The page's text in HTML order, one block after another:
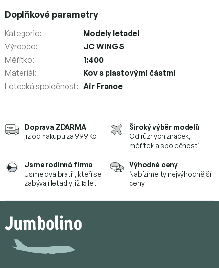
Doprava ZDARMA
již od nákupu za 999 Kč
Široký výběr modelů
Od různých značek,
měřítek a společností
Jsme rodinná firma
Jsme dva bratři, kteří se
zabývají letadly již 15 let
Výhodné ceny
Nabízíme ty nejvýhodnější
ceny
Doplňkové parametry
Kategorie:
Modely letadel
Výrobce:
JC WINGS
Měřítko:
1:400
Materiál:
Kov s plastovými částmi
Letecká společnost: Air France
p